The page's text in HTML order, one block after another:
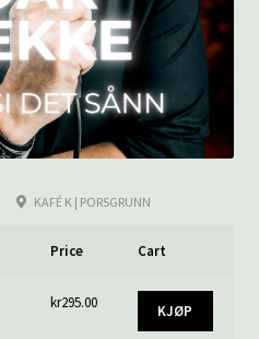
KAFÉ K | PORSGRUNN
Price Cart
kr295.00 KJØP